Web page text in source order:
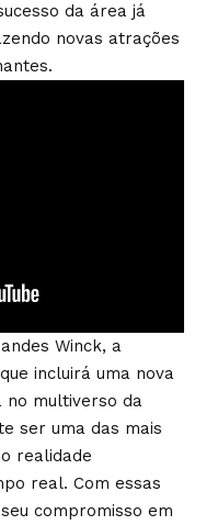
da área já
novas atrações
Winck, a
incluirá uma nova
no multiverso da
ser uma das mais
realidade
real. Com essas
compromisso em